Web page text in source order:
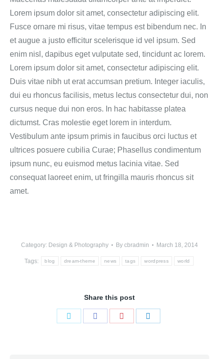
Lorem ipsum dolor sit amet, consectetur adipiscing elit.
Fusce ornare mi risus, vitae tempus est bibendum nec. In
et augue a justo efficitur scelerisque id vel ipsum. Sed
enim nisl, dapibus eget vulputate sed, tincidunt ac lorem.
Lorem ipsum dolor sit amet, consectetur adipiscing elit.
Duis vitae nibh ut erat accumsan pretium. Integer iaculis,
dui eu rhoncus facilisis, metus lectus consectetur dui, non
cursus neque dui non eros. In hac habitasse platea
dictumst. Cras molestie eget lorem in interdum.
Vestibulum ante ipsum primis in faucibus orci luctus et
ultrices posuere cubilia Curae; Phasellus condimentum
ipsum nunc, eu euismod metus lacinia vitae. Sed
consequat laoreet enim, ut fringilla mauris rhoncus sit
amet.
Category: Design & Photography By cbradmin March 18, 2014
Tags: blog dream-theme news tags wordpress world
Share this post